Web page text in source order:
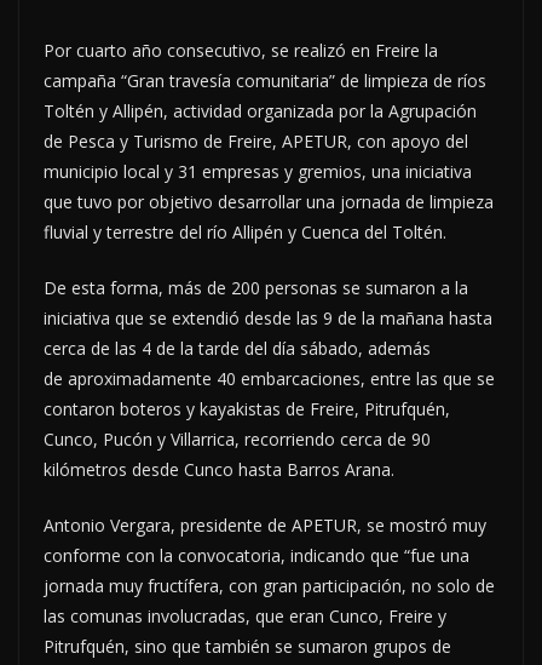
Por cuarto año consecutivo, se realizó en Freire la
campaña “Gran travesía comunitaria” de limpieza de ríos
Toltén y Allipén, actividad organizada por la Agrupación
de Pesca y Turismo de Freire, APETUR, con apoyo del
municipio local y 31 empresas y gremios, una iniciativa
que tuvo por objetivo desarrollar una jornada de limpieza
fluvial y terrestre del río Allipén y Cuenca del Toltén.
De esta forma, más de 200 personas se sumaron a la
iniciativa que se extendió desde las 9 de la mañana hasta
cerca de las 4 de la tarde del día sábado, además
de aproximadamente 40 embarcaciones, entre las que se
contaron boteros y kayakistas de Freire, Pitrufquén,
Cunco, Pucón y Villarrica, recorriendo cerca de 90
kilómetros desde Cunco hasta Barros Arana.
Antonio Vergara, presidente de APETUR, se mostró muy
conforme con la convocatoria, indicando que “fue una
jornada muy fructífera, con gran participación, no solo de
las comunas involucradas, que eran Cunco, Freire y
Pitrufquén, sino que también se sumaron grupos de